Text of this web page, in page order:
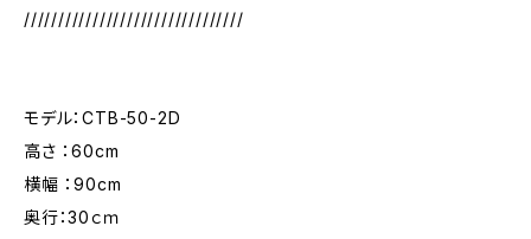
////////////////////////////////
モデル：CTB-50-2D
高さ ：60cm
横幅 ：90cm
奥行：30ｃｍ